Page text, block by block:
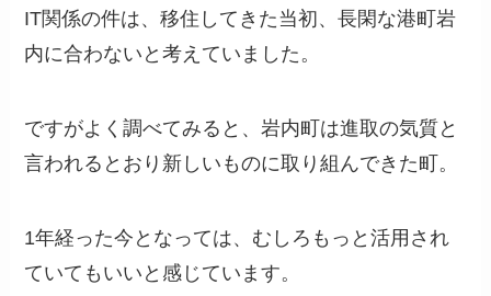
IT関係の件は、移住してきた当初、長閑な港町岩
内に合わないと考えていました。
ですがよく調べてみると、岩内町は進取の気質と
言われるとおり新しいものに取り組んできた町。
1年経った今となっては、むしろもっと活用され
ていてもいいと感じています。